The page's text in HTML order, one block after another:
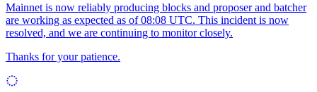
Mainnet is now reliably producing blocks and proposer and batcher
are working as expected as of 08:08 UTC. This incident is now
resolved, and we are continuing to monitor closely.
Thanks for your patience.